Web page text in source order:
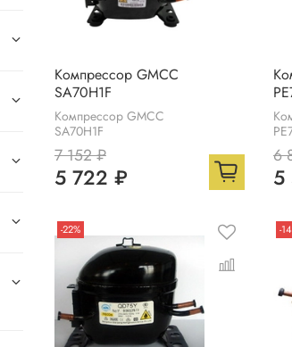
Компрессор GMCC
SA70H1F
Компрессор GMCC
SA70H1F
7 152 ₽
5 722 ₽
6
5
-22% -